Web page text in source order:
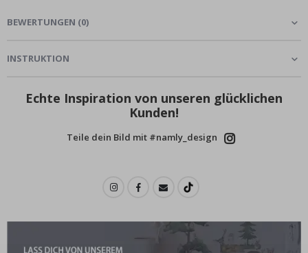
BEWERTUNGEN (0)
INSTRUKTION
Echte Inspiration von unseren glücklichen
Kunden!
Teile dein Bild mit #namly_design